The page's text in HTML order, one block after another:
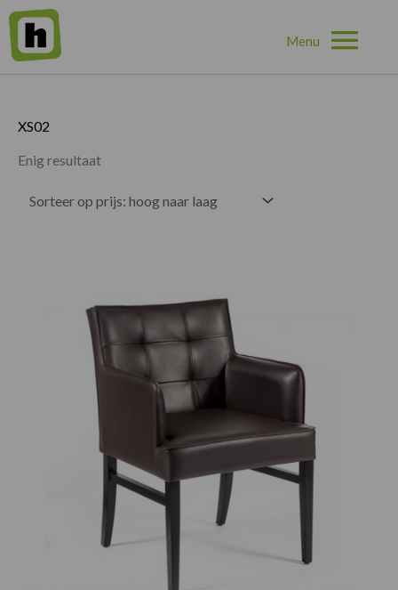
Home»
XS02
Enig resultaat